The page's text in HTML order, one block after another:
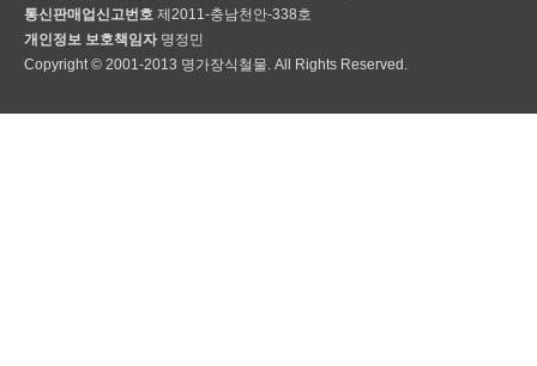
통신판매업신고번호 제2011-충남천안-338호
개인정보 보호책임자 명정민
Copyright © 2001-2013 명가장식철물. All Rights Reserved.